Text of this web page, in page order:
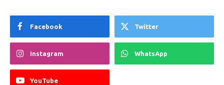
Facebook Twitter
Instagram WhatsApp
YouTube